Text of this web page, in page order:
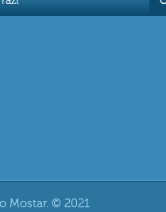
Mostar. © 2021